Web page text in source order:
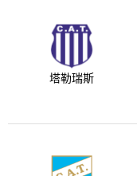
塔勒瑞斯